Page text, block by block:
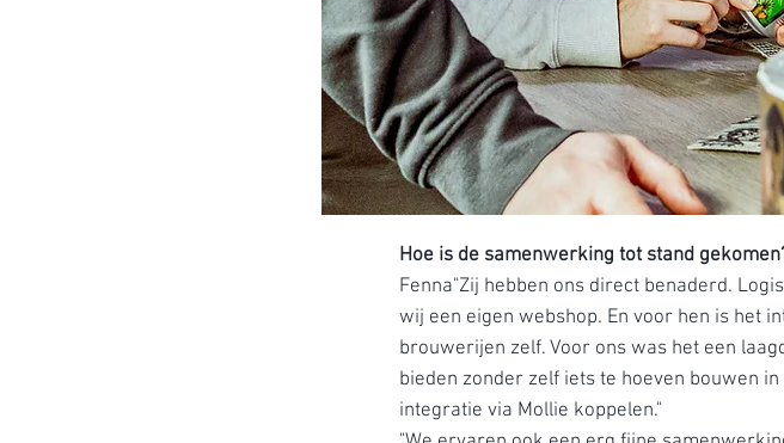
Hoe is de samenwerking tot stand
Fenna"Zij hebben ons direct benaderd.
wij een eigen webshop. En voor hen is het
brouwerijen zelf. Voor ons was het een
bieden zonder zelf iets te hoeven bouwen
integratie via Mollie koppelen."